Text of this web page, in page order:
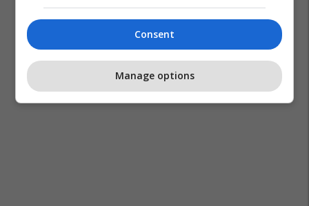
Consent
Manage options